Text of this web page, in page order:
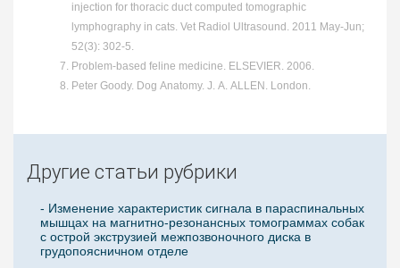
injection for thoracic duct computed tomographic
lymphography in cats. Vet Radiol Ultrasound. 2011 May-Jun;
52(3): 302-5.
Problem-based feline medicine. ELSEVIER. 2006.
Peter Goody. Dog Anatomy. J. A. ALLEN. London.
Другие статьи рубрики
- Изменение характеристик сигнала в параспинальных
мышцах на магнитно-резонансных томограммах собак
с острой экструзией межпозвоночного диска в
грудопоясничном отделе